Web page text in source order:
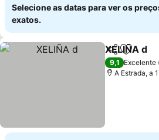
Selecione as datas para ver os
exatos.
Partilhar
XELIÑA d
9,1 Excelente
A Estrada, a